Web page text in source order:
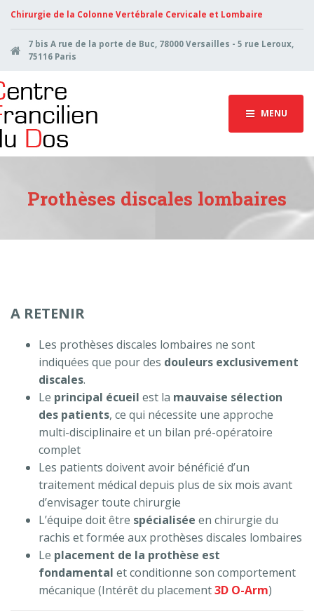
Chirurgie de la Colonne Vertébrale Cervicale et Lombaire
7 bis A rue de la porte de Buc, 78000 Versailles - 5 rue Leroux,
75116 Paris
MENU
Prothèses discales lombaires
A RETENIR
Les prothèses discales lombaires ne sont
indiquées que pour des douleurs exclusivement
discales.
Le principal écueil est la mauvaise sélection
des patients, ce qui nécessite une approche
multi-disciplinaire et un bilan pré-opératoire
complet
Les patients doivent avoir bénéficié d’un
traitement médical depuis plus de six mois avant
d’envisager toute chirurgie
L’équipe doit être spécialisée en chirurgie du
rachis et formée aux prothèses discales lombaires
Le placement de la prothèse est
fondamental et conditionne son comportement
mécanique (Intérêt du placement3D O-Arm)